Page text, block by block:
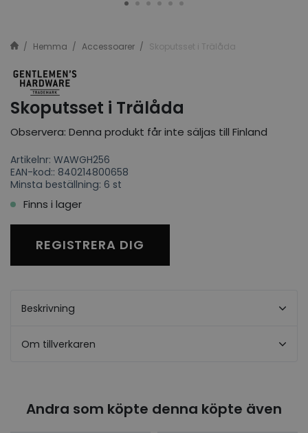
Hemma Accessoarer Skoputsset i Trälåda
Skoputsset i Trälåda
Observera: Denna produkt får inte säljas till Finland
Artikelnr: WAWGH256
EAN-kod:: 840214800658
Minsta beställning: 6 st
Finns i lager
REGISTRERA DIG
Beskrivning
Om tillverkaren
Andra som köpte denna köpte även